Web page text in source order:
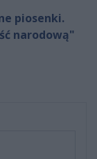
piosenki.
narodową"